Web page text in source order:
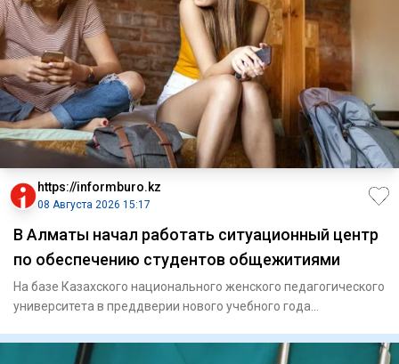
https://informburo.kz
08 Августа 2026 15:17
В Алматы начал работать ситуационный центр
по обеспечению студентов общежитиями
На базе Казахского национального женского педагогического
университета в преддверии нового учебного года